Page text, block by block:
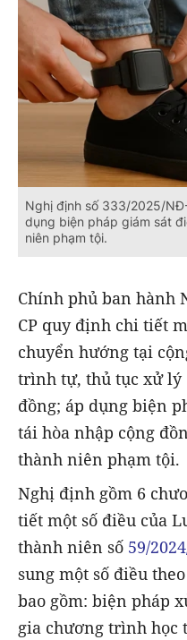
Nghị định số 333/2025/
dụng biện pháp giám sát
niên phạm tội.
Chính phủ ban hành
CP quy định chi tiết
chuyển hướng tại
trình tự, thủ tục xử lý
đồng; áp dụng biện
tái hòa nhập cộng
thành niên phạm tội.
Nghị định gồm 6
tiết một số điều của
thành niên số 59/
sung một số điều
bao gồm: biện pháp
gia chương trình học